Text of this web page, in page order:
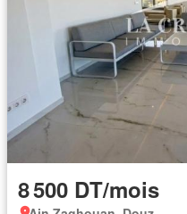
8 500 DT/mois